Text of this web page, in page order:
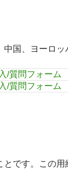
国、ヨーロッ
/質問フォーム
/質問フォーム
です。この